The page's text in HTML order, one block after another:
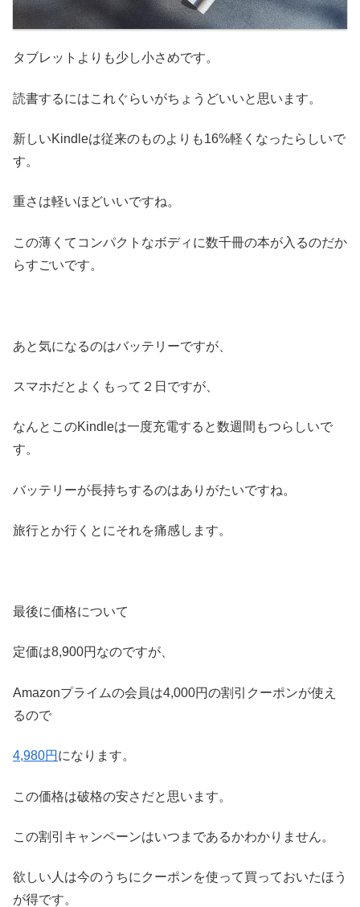
タブレットよりも少し小さめです。
読書するにはこれぐらいがちょうどいいと思います。
新しいKindleは従来のものよりも16%軽くなったらしいで
す。
重さは軽いほどいいですね。
この薄くてコンパクトなボディに数千冊の本が入るのだか
らすごいです。
あと気になるのはバッテリーですが、
スマホだとよくもって２日ですが、
なんとこのKindleは一度充電すると数週間もつらしいで
す。
バッテリーが長持ちするのはありがたいですね。
旅行とか行くとにそれを痛感します。
最後に価格について
定価は8,900円なのですが、
Amazonプライムの会員は4,000円の割引クーポンが使え
るので
4,980円 になります。
この価格は破格の安さだと思います。
この割引キャンペーンはいつまであるかわかりません。
欲しい人は今のうちにクーポンを使って買っておいたほう
が得です。